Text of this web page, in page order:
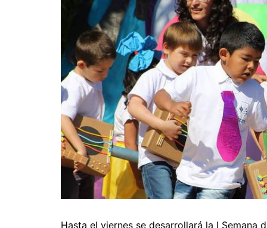
Hasta el viernes se desarrollará la I Semana